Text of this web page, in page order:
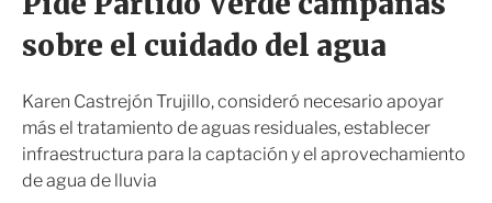
n
i
r
sobre el cuidado del agua
Karen Castrejón Trujillo, consideró necesario apoyar
más el tratamiento de aguas residuales, establecer
infraestructura para la captación y el aprovechamiento
de agua de lluvia